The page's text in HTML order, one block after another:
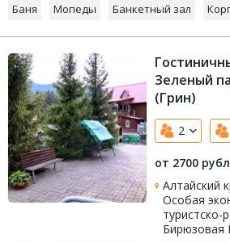
Баня Мопеды Банкетный зал
Зеленый
(Грин)
2
от 2700
Алтайский
Особая
туристско-
Бирюзовая